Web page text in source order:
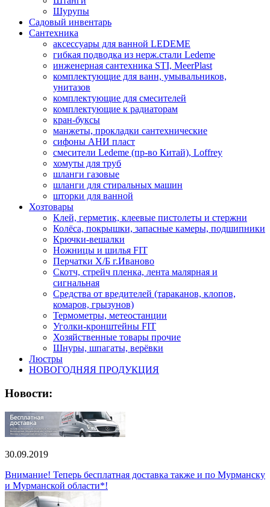
Шурупы
Садовый инвентарь
Сантехника
аксессуары для ванной LEDEME
гибкая подводка из нерж.стали Ledeme
инженерная сантехника STI, MeerPlast
комплектующие для ванн, умывальников,
унитазов
комплектующие для смесителей
комплектующие к радиаторам
кран-буксы
манжеты, прокладки сантехнические
сифоны АНИ пласт
смесители Ledeme (пр-во Китай), Loffrey
хомуты для труб
шланги газовые
шланги для стиральных машин
шторки для ванной
Хозтовары
Клей, герметик, клеевые пистолеты и стержни
Колёса, покрышки, запасные камеры, подшипники
Крючки-вешалки
Ножницы и шилья FIT
Перчатки Х/Б г.Иваново
Скотч, стрейч пленка, лента малярная и
сигнальная
Средства от вредителей (тараканов, клопов,
комаров, грызунов)
Термометры, метеостанции
Уголки-кронштейны FIT
Хозяйственные товары прочие
Шнуры, шпагаты, верёвки
Люстры
НОВОГОДНЯЯ ПРОДУКЦИЯ
Новости:
30.09.2019
Внимание! Теперь бесплатная доставка также и по Мурманску
и Мурманской области*!